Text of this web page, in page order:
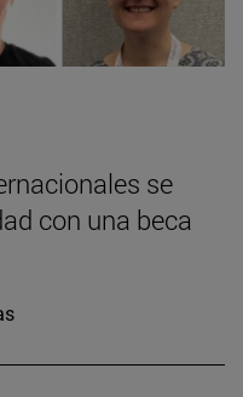
se
con una beca